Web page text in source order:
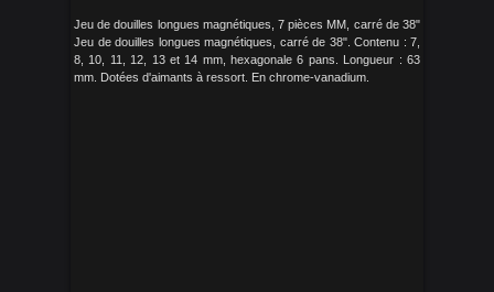
Jeu de douilles longues magnétiques, 7 pièces MM, carré de 38"
Jeu de douilles longues magnétiques, carré de 38". Contenu : 7,
8, 10, 11, 12, 13 et 14 mm, hexagonale 6 pans. Longueur : 63
mm. Dotées d'aimants à ressort. En chrome-vanadium.